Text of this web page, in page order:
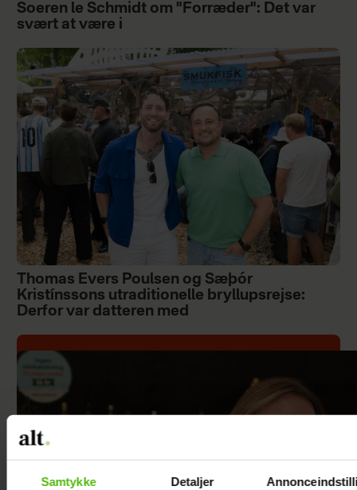
Samtykke Detaljer
Soeren le Schmidt om "Forræder": Det var
svært at være i
Thomas Evers Poulsen og Sæþór
Kristínssons utraditionelle bryllupsrejse:
Derfor var datteren med